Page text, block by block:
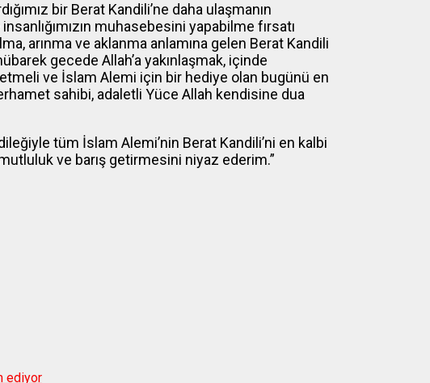
bir Berat Kandili’ne daha ulaşmanın
muhasebesini yapabilme fırsatı
arınma ve aklanma anlamına gelen Berat Kandili
gecede Allah’a yakınlaşmak, içinde
ve İslam Alemi için bir hediye olan bugünü en
sahibi, adaletli Yüce Allah kendisine dua
tüm İslam Alemi’nin Berat Kandili’ni en kalbi
ve barış getirmesini niyaz ederim.”
ediyor